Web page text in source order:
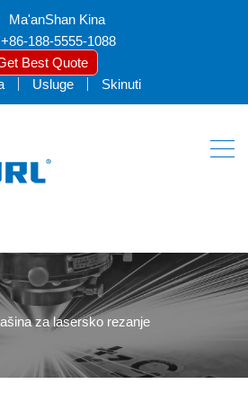
Ma'anShan Kina
+86-188-5555-1088
Best Quote
Usluge Skinuti
za lasersko rezanje